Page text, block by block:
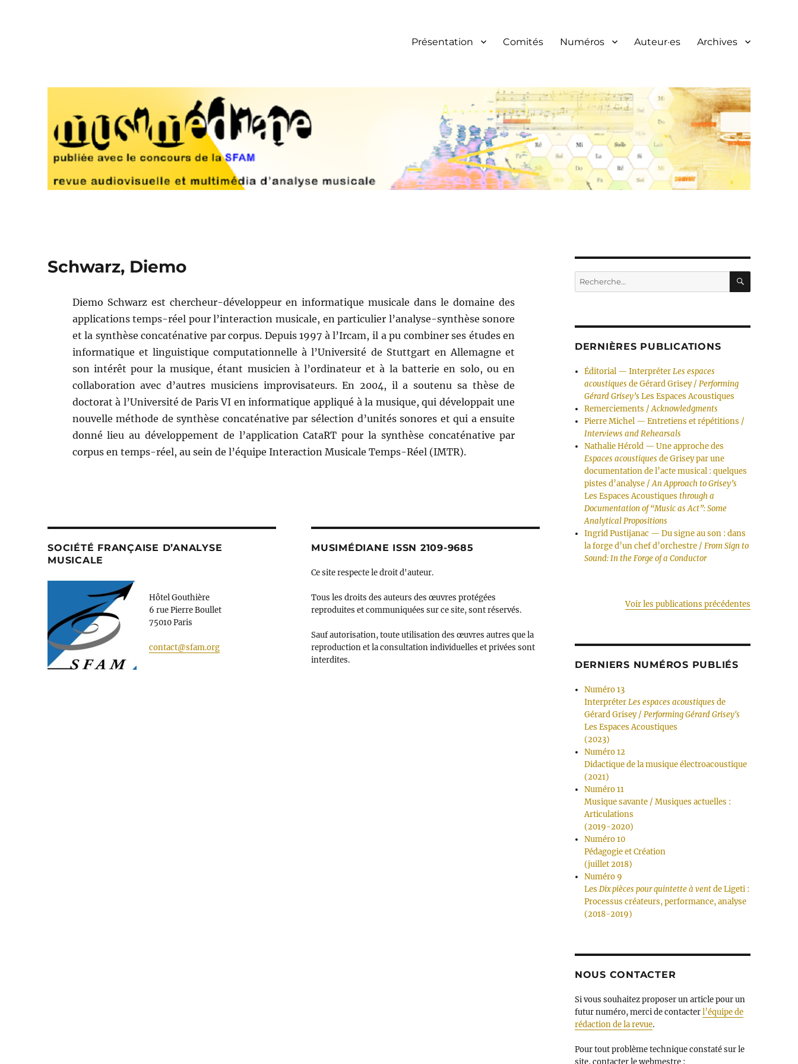
Présentation Comités Numéros Auteur·es Archives
Schwarz, Diemo
Diemo Schwarz est chercheur-développeur en informatique musicale dans le domaine des
applications temps-réel pour l’interaction musicale, en particulier l’analyse-synthèse sonore
et la synthèse concaténative par corpus. Depuis 1997 à l’Ircam, il a pu combiner ses études en
informatique et linguistique computationnelle à l’Université de Stuttgart en Allemagne et
son intérêt pour la musique, étant musicien à l’ordinateur et à la batterie en solo, ou en
collaboration avec d’autres musiciens improvisateurs. En 2004, il a soutenu sa thèse de
doctorat à l’Université de Paris VI en informatique appliqué à la musique, qui développait une
nouvelle méthode de synthèse concaténative par sélection d’unités sonores et qui a ensuite
donné lieu au développement de l’application CataRT pour la synthèse concaténative par
corpus en temps-réel, au sein de l’équipe Interaction Musicale Temps-Réel (IMTR).
SOCIÉTÉ FRANÇAISE D’ANALYSE
MUSICALE
Hôtel Gouthière
6 rue Pierre Boullet
75010 Paris
contact@sfam.org
MUSIMÉDIANE ISSN 2109-9685
Ce site respecte le droit d'auteur.
Tous les droits des auteurs des œuvres protégées
reproduites et communiquées sur ce site, sont réservés.
Sauf autorisation, toute utilisation des œuvres autres que la
reproduction et la consultation individuelles et privées sont
interdites.
Recherche
pour :
DERNIÈRES PUBLICATIONS
Éditorial — InterpréterLes espaces
acoustiques de Gérard Grisey /Performing
Gérard Grisey’sLes Espaces Acoustiques
Remerciements /Acknowledgments
Pierre Michel — Entretiens et répétitions /
Interviews and Rehearsals
Nathalie Hérold — Une approche des
Espaces acoustiques de Grisey par une
documentation de l’acte musical : quelques
pistes d’analyse /An Approach to Grisey’s
Les Espaces Acoustiques through a
Documentation of “Music as Act”: Some
Analytical Propositions
Ingrid Pustijanac — Du signe au son : dans
la forge d’un chef d’orchestre /From Sign to
Sound: In the Forge of a Conductor
Voir les publications précédentes
DERNIERS NUMÉROS PUBLIÉS
Numéro 13
InterpréterLes espaces acoustiques de
Gérard Grisey /Performing Gérard Grisey's
Les Espaces Acoustiques
(2023)
Numéro 12
Didactique de la musique électroacoustique
(2021)
Numéro 11
Musique savante / Musiques actuelles :
Articulations
(2019-2020)
Numéro 10
Pédagogie et Création
(juillet 2018)
Numéro 9
LesDix pièces pour quintette à ventde Ligeti :
Processus créateurs, performance, analyse
(2018-2019)
NOUS CONTACTER
Si vous souhaitez proposer un article pour un
futur numéro, merci de contacterl’équipe de
rédaction de la revue.
Pour tout problème technique constaté sur le
site, contacter le webmestre :